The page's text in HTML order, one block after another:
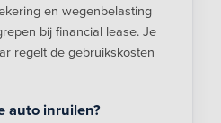
en wegenbelasting
bij financial lease. Je
regelt de gebruikskosten
auto inruilen?